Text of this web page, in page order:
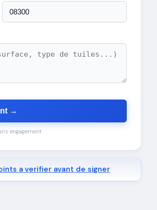
→
engagement
a verifier avant de signer